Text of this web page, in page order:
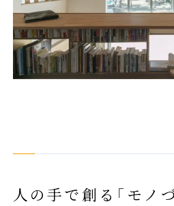
人の手で創る「モノ